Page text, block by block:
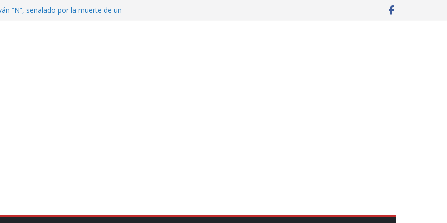
“N”, señalado por la muerte de un
Veracruz; aumentan a 33 los
secos